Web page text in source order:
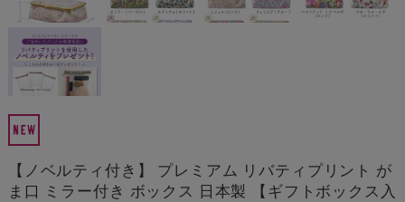
【ノベルティ付き】 プレミアム リバティプリント が
ま口 ミラー付き ボックス 日本製 【ギフトボックス入